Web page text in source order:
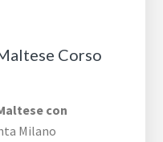
Corso
con
Milano